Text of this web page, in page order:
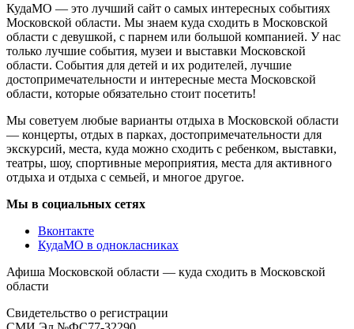
КудаМО — это лучший сайт о самых интересных событиях
Московской области. Мы знаем куда сходить в Московской
области с девушкой, с парнем или большой компанией. У нас
только лучшие события, музеи и выставки Московской
области. События для детей и их родителей, лучшие
достопримечательности и интересные места Московской
области, которые обязательно стоит посетить!
Мы советуем любые варианты отдыха в Московской области
— концерты, отдых в парках, достопримечательности для
экскурсий, места, куда можно сходить с ребенком, выставки,
театры, шоу, спортивные мероприятия, места для активного
отдыха и отдыха с семьей, и многое другое.
Мы в социальных сетях
Вконтакте
КудаМО в однокласниках
Афиша Московской области — куда сходить в Московской
области
Свидетельство о регистрации